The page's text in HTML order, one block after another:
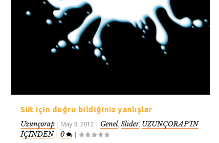
Süt için doğru bildiğiniz yanlışlar
Uzunçorap | May 3, 2012 | Genel,Slider, UZUNÇORAP’IN
İÇİNDEN| 0 |